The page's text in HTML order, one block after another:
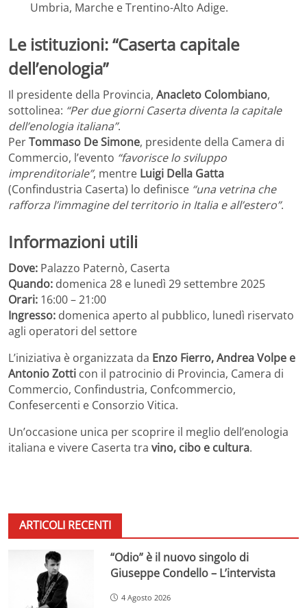
Umbria, Marche e Trentino-Alto Adige.
Le istituzioni: “Caserta capitale
dell’enologia”
Il presidente della Provincia, Anacleto Colombiano,
sottolinea: “Per due giorni Caserta diventa la capitale
dell’enologia italiana”.
PerTommaso De Simone, presidente della Camera di
Commercio, l’evento “favorisce lo sviluppo
imprenditoriale”, mentre Luigi Della Gatta
(Confindustria Caserta) lo definisce “una vetrina che
rafforza l’immagine del territorio in Italia e all’estero”.
Informazioni utili
Dove: Palazzo Paternò, Caserta
Quando: domenica 28 e lunedì 29 settembre 2025
Orari: 16:00 – 21:00
Ingresso: domenica aperto al pubblico, lunedì riservato
agli operatori del settore
L’iniziativa è organizzata da Enzo Fierro, Andrea Volpe e
Antonio Zotti con il patrocinio di Provincia, Camera di
Commercio, Confindustria, Confcommercio,
Confesercenti e Consorzio Vitica.
Un’occasione unica per scoprire il meglio dell’enologia
italiana e vivere Caserta tra vino, cibo e cultura.
ARTICOLI RECENTI
“Odio” è il nuovo singolo di
Giuseppe Condello – L’intervista
4 Agosto 2026